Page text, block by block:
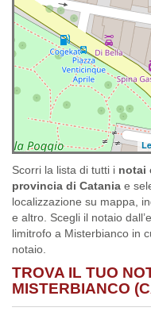
Scorri la lista di tutti i notai
provincia di Catania e
localizzazione su mappa,
e altro. Scegli il notaio
limitrofo a Misterbianco in
notaio.
TROVA IL TUO
MISTERBIANCO